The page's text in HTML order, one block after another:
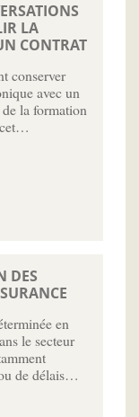
LA
CONTRAT
conserver
avec un
la formation
cet…
DES
en
le secteur
de délais…